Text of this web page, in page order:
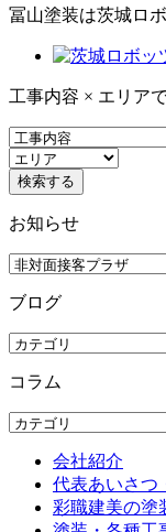
冨山塗装は茨城ロ
工事内容 × エリア
お知らせ
ブログ
コラム
会社紹介
代表あいさつ
彩職建美の塗